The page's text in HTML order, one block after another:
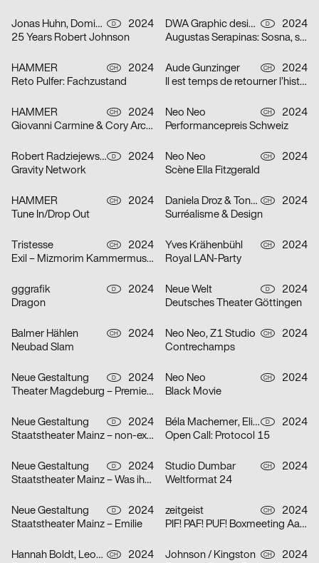
Jonas Huhn, Dominik Keller, Michael Satter D
2024
25 Years Robert Johnson
DWA Graphic design department D
2024
Augustas Serapinas: Sosna, swierk i osika
HAMMER CH
2024
Reto Pulfer: Fachzustand
Aude Gunzinger CH
2024
Il est temps de retourner l’histoire
HAMMER CH
2024
Giovanni Carmine & Cory Arcangel: ALL I EAT IN A DAY
Neo Neo CH
2024
Performancepreis Schweiz
Robert Radziejewski, Michal Veltruský D
2024
Gravity Network
Neo Neo CH
2024
Scène Ella Fitzgerald
HAMMER CH
2024
Tune In/Drop Out
Daniela Droz & Tonatiuh Ambrosetti, Neo Neo CH
2024
Surréalisme & Design
Tristesse CH
2024
Exil – Mizmorim Kammermusik Festival Basel
Yves Krähenbühl CH
2024
Royal LAN-Party
gggrafik D
2024
Dragon
Neue Welt D
2024
Deutsches Theater Göttingen
Balmer Hählen CH
2024
Neubad Slam
Neo Neo, Z1 Studio CH
2024
Contrechamps
Neue Gestaltung D
2024
Theater Magdeburg – Premierenplakate
Neo Neo CH
2024
Black Movie
Neue Gestaltung D
2024
Staatstheater Mainz – non-existent
Béla Machemer, Eli Zaza Moysiopoulou, Nora Veismann, Konstantin Wagner, Gerrit Ludwig D
2024
Open Call: Protocol 15
Neue Gestaltung D
2024
Staatstheater Mainz – Was ihr wollt
Studio Dumbar CH
2024
Weltformat 24
Neue Gestaltung D
2024
Staatstheater Mainz – Emilie
zeitgeist CH
2024
PIF! PAF! PUF! Boxmeeting Aarau
Hannah Boldt, Leonie Felber CH
2024
Johnson / Kingston CH
2024